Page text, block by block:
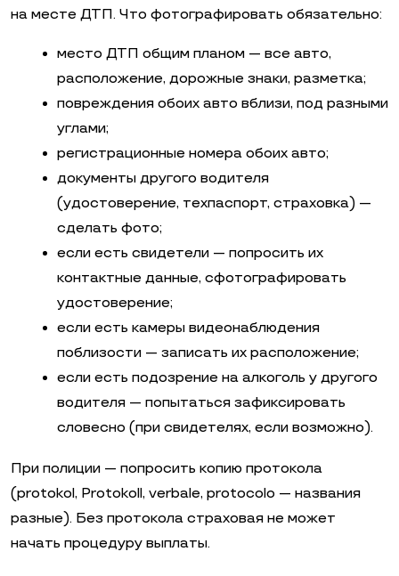
на месте ДТП. Что фотографировать обязательно:
место ДТП общим планом — все авто,
расположение, дорожные знаки, разметка;
повреждения обоих авто вблизи, под разными
углами;
регистрационные номера обоих авто;
документы другого водителя
(удостоверение, техпаспорт, страховка) —
сделать фото;
если есть свидетели — попросить их
контактные данные, сфотографировать
удостоверение;
если есть камеры видеонаблюдения
поблизости — записать их расположение;
если есть подозрение на алкоголь у другого
водителя — попытаться зафиксировать
словесно (при свидетелях, если возможно).
При полиции — попросить копию протокола
(protokol, Protokoll, verbale, protocolo — названия
разные). Без протокола страховая не может
начать процедуру выплаты.